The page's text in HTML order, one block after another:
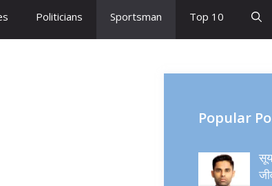
Politicians Sportsman Top 10
Popular